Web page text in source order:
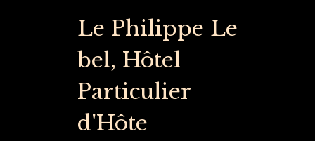
Le Philippe Le
bel, Hôtel
Particulier
d'Hôte